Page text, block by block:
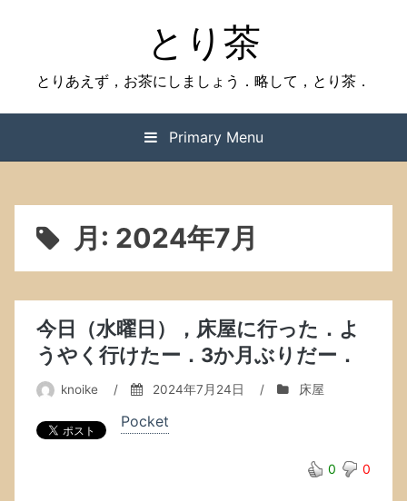
とり茶
とりあえず，お茶にしましょう．略して，とり茶．
Primary Menu
月: 2024年7月
今日（水曜日），床屋に行った．よ
うやく行けたー．3か月ぶりだー．
knoike / 2024年7月24日 / 床屋
Pocket
0 0